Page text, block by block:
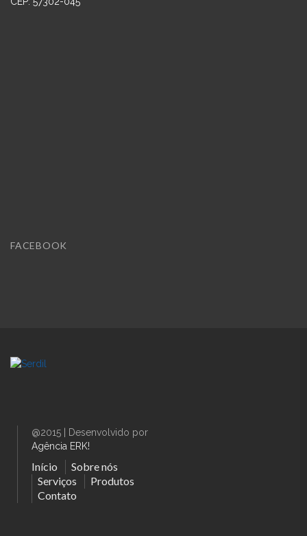
FACEBOOK
@2015 | Desenvolvido por
Agência ERK!
Início
Sobre nós
Serviços
Produtos
Contato